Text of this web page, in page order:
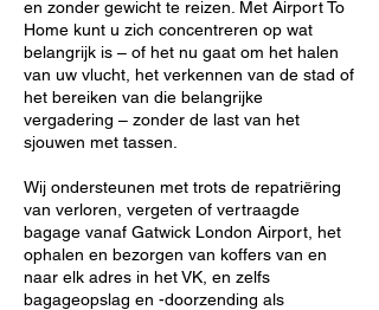
en zonder gewicht te reizen. Met Airport To
Home kunt u zich concentreren op wat
belangrijk is – of het nu gaat om het halen
van uw vlucht, het verkennen van de stad of
het bereiken van die belangrijke
vergadering – zonder de last van het
sjouwen met tassen.
Wij ondersteunen met trots de repatriëring
van verloren, vergeten of vertraagde
bagage vanaf Gatwick London Airport, het
ophalen en bezorgen van koffers van en
naar elk adres in het VK, en zelfs
bagageopslag en -doorzending als